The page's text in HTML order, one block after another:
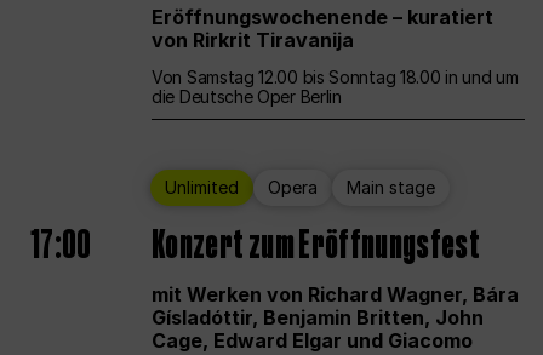
Eröffnungswochenende – kuratiert
von Rirkrit Tiravanija
Von Samstag 12.00 bis Sonntag 18.00 in und um
die Deutsche Oper Berlin
Unlimited Opera Main stage
17:00 Konzert zum Eröffnungsfest
mit Werken von Richard Wagner, Bára
Gísladóttir, Benjamin Britten, John
Cage, Edward Elgar und Giacomo